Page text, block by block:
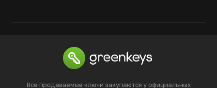
Все продаваемые ключи закупаются у официальных